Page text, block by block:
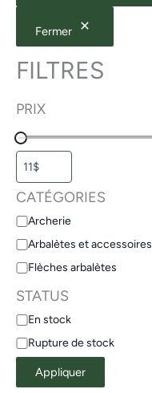
Fermer
FILTRES
PRIX
CATÉGORIES
Archerie
Arbalètes et accessoires
Flèches arbalètes
STATUS
En stock
Rupture de stock
Appliquer